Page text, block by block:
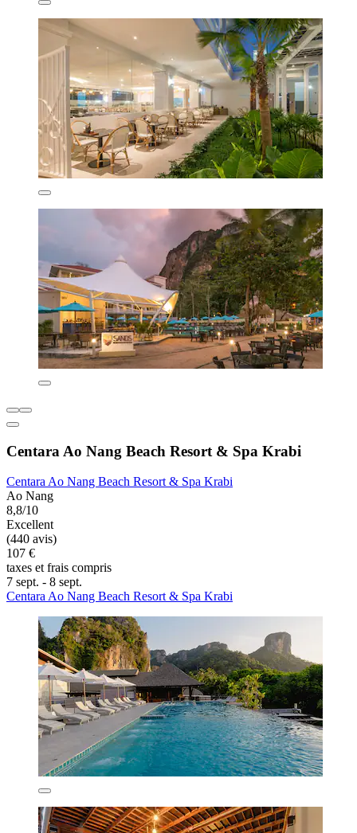
Centara Ao Nang Beach Resort & Spa Krabi
Centara Ao Nang Beach Resort & Spa Krabi
Ao Nang
8,8/10
Excellent
(440 avis)
107 €
taxes et frais compris
7 sept. - 8 sept.
Centara Ao Nang Beach Resort & Spa Krabi